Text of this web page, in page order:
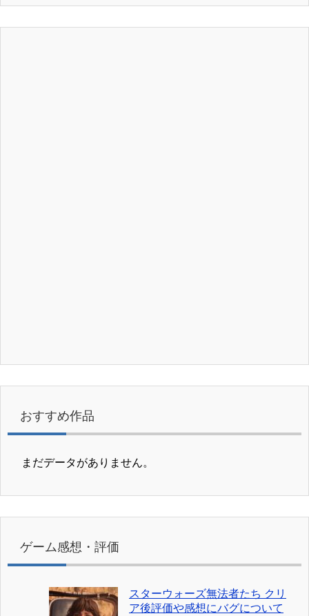
おすすめ作品
まだデータがありません。
ゲーム感想・評価
スターウォーズ無法者たち クリ
ア後評価や感想にバグについて